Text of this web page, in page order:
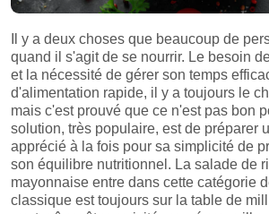
Il y a deux choses que beaucoup de
quand il s'agit de se nourrir. Le besoin
et la nécessité de gérer son temps
d'alimentation rapide, il y a toujours le
mais c'est prouvé que ce n'est pas bon
solution, très populaire, est de préparer
apprécié à la fois pour sa simplicité de
son équilibre nutritionnel. La salade de
mayonnaise entre dans cette catégorie
classique est toujours sur la table de